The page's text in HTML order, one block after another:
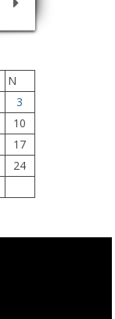
N
3
10
17
24